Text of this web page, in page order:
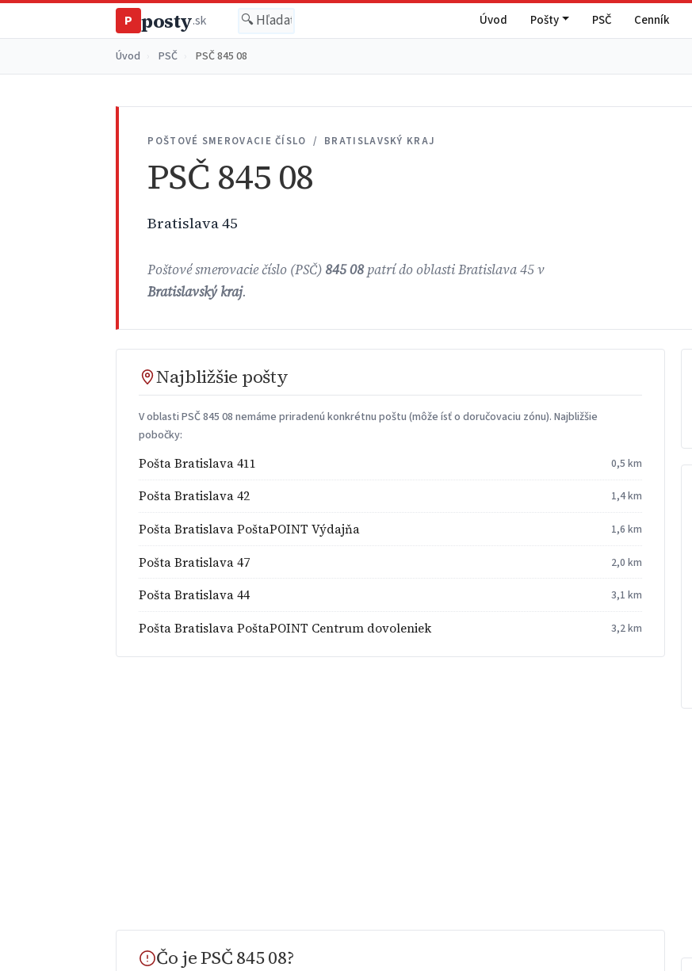
P posty.sk Úvod Pošty PSČ Cenník
Úvod PSČ PSČ 845 08
POŠTOVÉ SMEROVACIE ČÍSLO / BRATISLAVSKÝ KRAJ
PSČ 845 08
Bratislava 45
Poštové smerovacie číslo (PSČ) 845 08patrí do oblasti Bratislava 45 v
Bratislavský kraj.
Najbližšie pošty
V oblasti PSČ 845 08 nemáme priradenú konkrétnu poštu (môže ísť o doručovaciu zónu). Najbližšie
pobočky:
Pošta Bratislava 411 0,5 km
Pošta Bratislava 42 1,4 km
Pošta Bratislava PoštaPOINT Výdajňa 1,6 km
Pošta Bratislava 47 2,0 km
Pošta Bratislava 44 3,1 km
Pošta Bratislava PoštaPOINT Centrum dovoleniek 3,2 km
Čo je PSČ 845 08?